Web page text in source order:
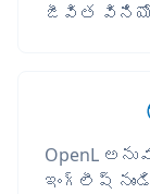
జీవిత
OpenL
ఇంగ్లీష్